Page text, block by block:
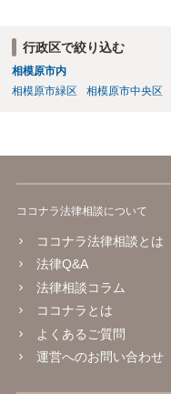
行政区で絞り込む
相模原市内
相模原市緑区
相模原市中央区
ココナラ法律相談について
ココナラ法律相談とは
法律Q&A
法律相談コラム
ココナラとは
よくあるご質問
運営へのお問い合わせ